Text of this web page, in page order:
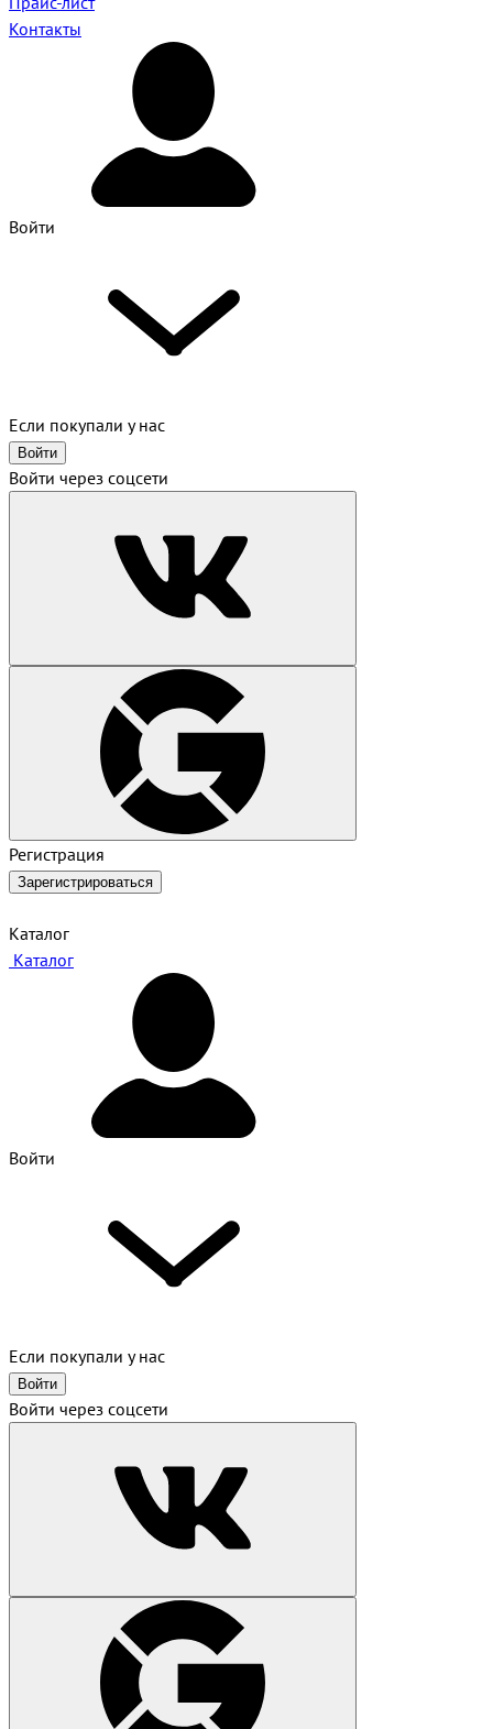
Контакты
Войти
Если покупали у нас
Войти
Войти через соцсети
Регистрация
Зарегистрироваться
Каталог
Каталог
Войти
Если покупали у нас
Войти
Войти через соцсети